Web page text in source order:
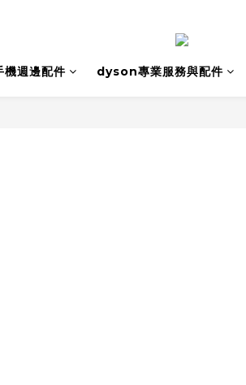
機週邊配件 dyson專業服務與配件